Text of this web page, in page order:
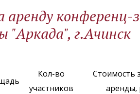
конференц-
"Аркада", г.Ачинск
Кол-во
участников
Стоимость
аренды,